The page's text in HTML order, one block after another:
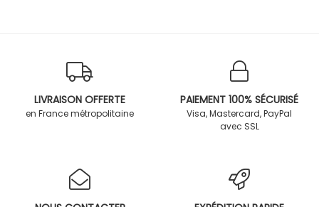
LIVRAISON OFFERTE
en France métropolitaine
PAIEMENT 100% SÉCURISÉ
Visa, Mastercard, PayPal
avec SSL